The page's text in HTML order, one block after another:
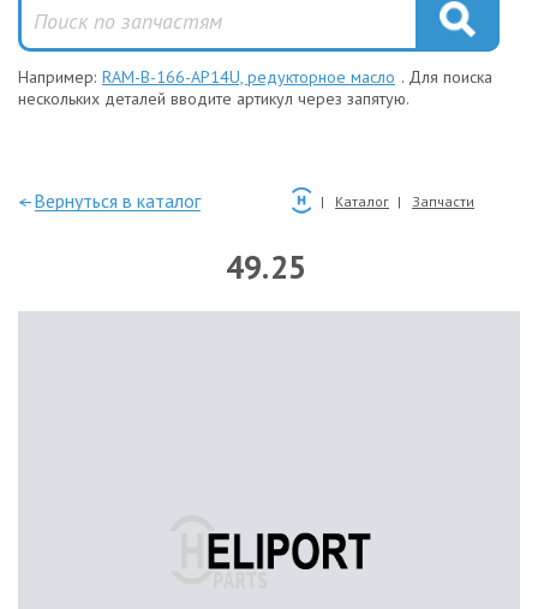
Например: RAM-B-166-AP14U, редукторное масло . Для поиска
нескольких деталей вводите артикул через запятую.
—Вернуться в каталог Каталог Запчасти
49.25